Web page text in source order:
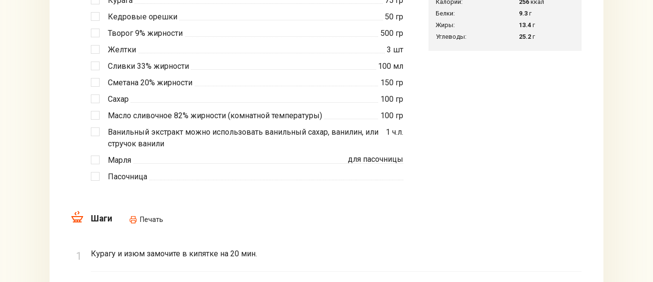
Кедровые орешки
50гр
Творог 9% жирности
500гр
Желтки
3 шт
Сливки 33% жирности
100мл
Сметана 20% жирности
150гр
Сахар
100гр
Масло сливочное 82% жирности (комнатной температуры)
100гр
Ванильный экстракт можно использовать ванильный сахар, ванилин, или
стручок ванили
1 ч.л.
Марля
для пасочницы
Пасочница
Калории: 256 ккал
Белки:
9.3 г
Жиры:
13.4 г
Углеводы:
25.2 г
Шаги Печать
Курагу и изюм замочите в кипятке на 20 мин.